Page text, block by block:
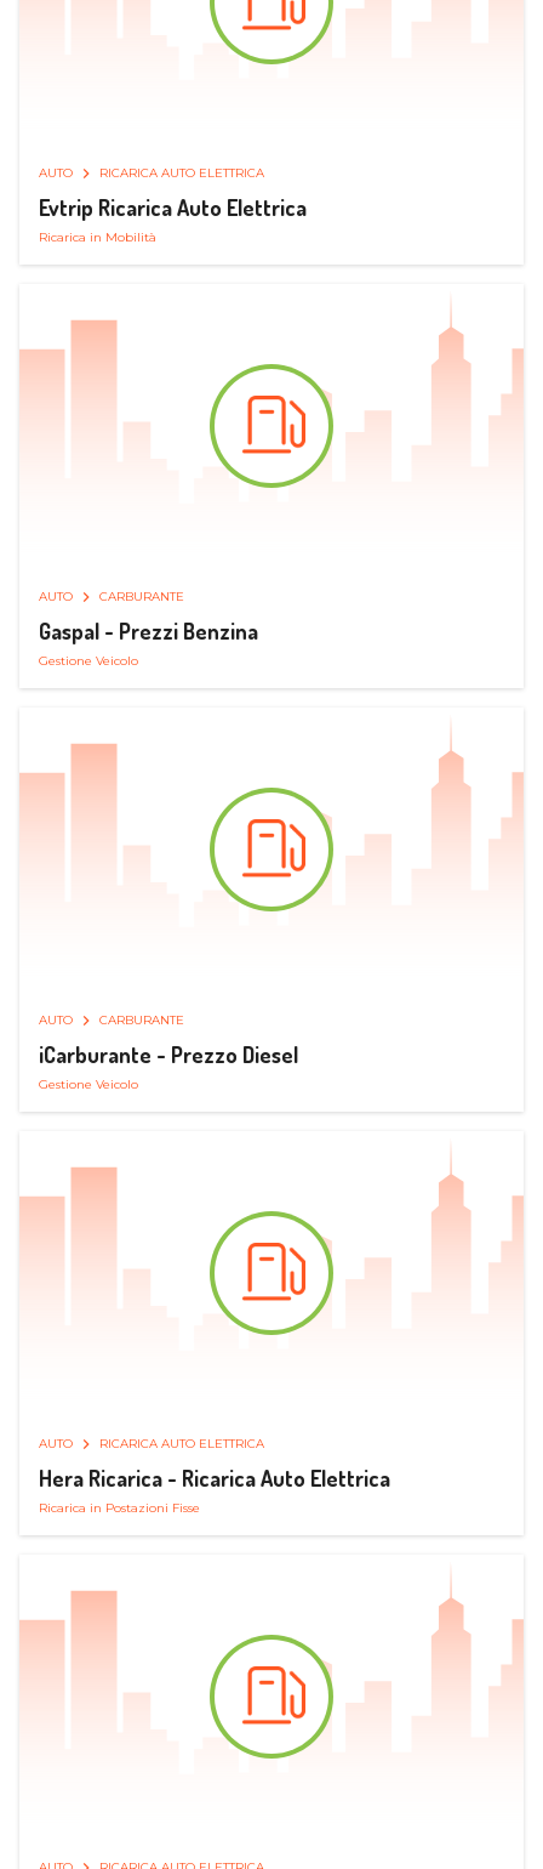
AUTO RICARICA AUTO ELETTRICA
Evtrip Ricarica Auto Elettrica
Ricarica in Mobilità
AUTO CARBURANTE
Gaspal - Prezzi Benzina
Gestione Veicolo
AUTO CARBURANTE
iCarburante - Prezzo Diesel
Gestione Veicolo
AUTO RICARICA AUTO ELETTRICA
Hera Ricarica - Ricarica Auto Elettrica
Ricarica in Postazioni Fisse